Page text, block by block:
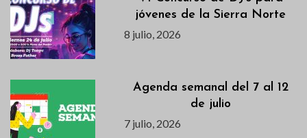
jóvenes de la Sierra Norte
8 julio, 2026
Agenda semanal del 7 al 12
de julio
7 julio, 2026